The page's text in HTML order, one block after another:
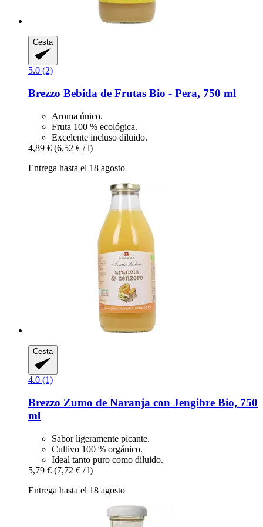
Cesta
5.0 (2)
Brezzo Bebida de Frutas Bio -​ Pera, 750 ml
Aroma único.
Fruta 100 % ecológica.
Excelente incluso diluido.
4,89 € (6,52 € / l)
Entrega hasta el 18 agosto
Cesta
4.0 (1)
Brezzo Zumo de Naranja con Jengibre Bio, 750
ml
Sabor ligeramente picante.
Cultivo 100 % orgánico.
Ideal tanto puro como diluido.
5,79 € (7,72 € / l)
Entrega hasta el 18 agosto